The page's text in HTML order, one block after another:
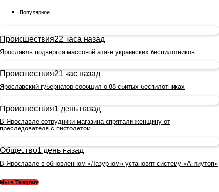
Популярное
Происшествия22 часа назад
Ярославль подвергся массовой атаке украинских беспилотников
Происшествия21 час назад
Ярославский губернатор сообщил о 88 сбитых беспилотниках
Происшествия1 день назад
В Ярославле сотрудники магазина спрятали женщину от
преследователя с пистолетом
Общество1 день назад
В Ярославле в обновленном «Лазурном» установят систему «Антиутоп»
Мы в Telegram